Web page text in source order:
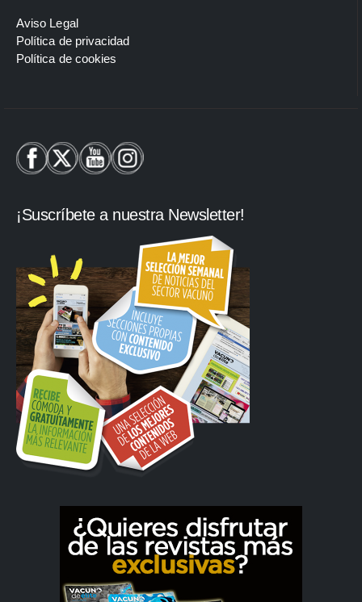
Aviso Legal
Política de privacidad
Política de cookies
¡Suscríbete a nuestra Newsletter!